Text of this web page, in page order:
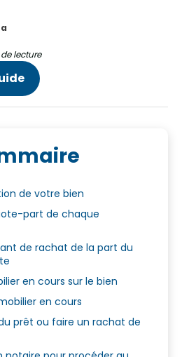
lecture
de votre bien
part de chaque
de rachat de la part du
en cours sur le bien
en cours
prêt ou faire un rachat de